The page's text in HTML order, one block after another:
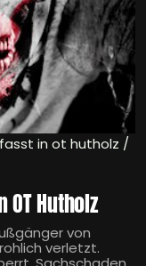
in ot hutholz /
Hutholz
von
verletzt.